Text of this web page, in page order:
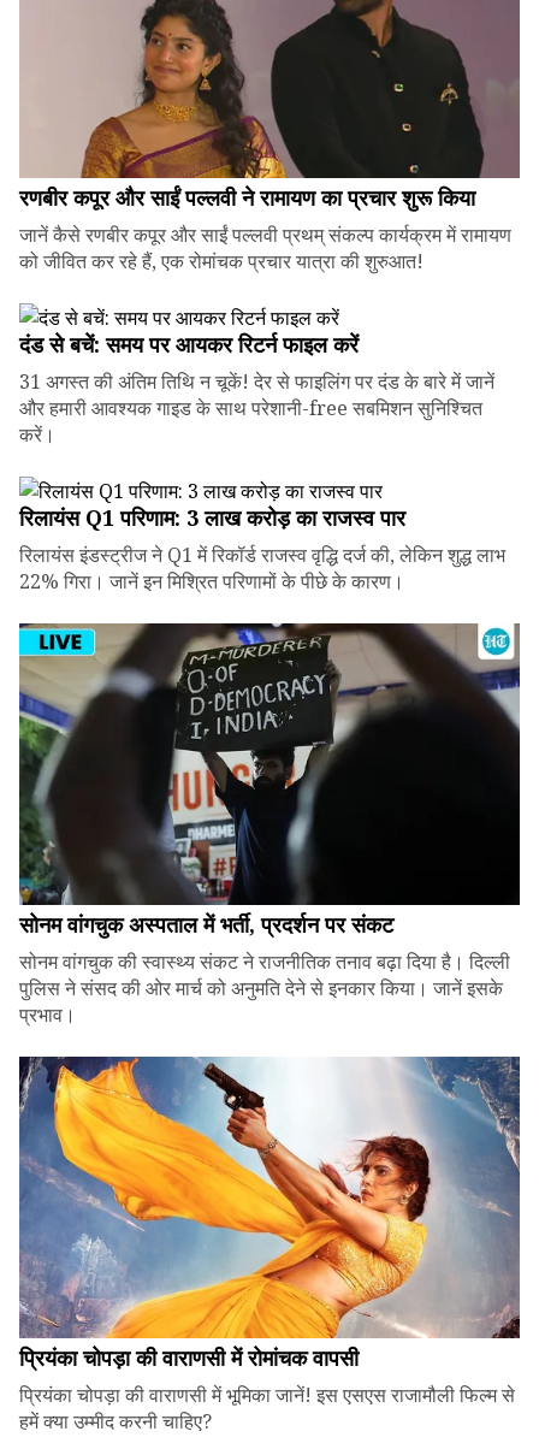
रणबीर कपूर और साईं पल्लवी ने रामायण का प्रचार शुरू किया
जानें कैसे रणबीर कपूर और साईं पल्लवी प्रथम् संकल्प कार्यक्रम में रामायण
को जीवित कर रहे हैं, एक रोमांचक प्रचार यात्रा की शुरुआत!
दंड से बचें: समय पर आयकर रिटर्न फाइल करें
31 अगस्त की अंतिम तिथि न चूकें! देर से फाइलिंग पर दंड के बारे में जानें
और हमारी आवश्यक गाइड के साथ परेशानी-free सबमिशन सुनिश्चित
करें।
रिलायंस Q1 परिणाम: ₹3 लाख करोड़ का राजस्व पार
रिलायंस इंडस्ट्रीज ने Q1 में रिकॉर्ड राजस्व वृद्धि दर्ज की, लेकिन शुद्ध लाभ
22% गिरा। जानें इन मिश्रित परिणामों के पीछे के कारण।
सोनम वांगचुक अस्पताल में भर्ती, प्रदर्शन पर संकट
सोनम वांगचुक की स्वास्थ्य संकट ने राजनीतिक तनाव बढ़ा दिया है। दिल्ली
पुलिस ने संसद की ओर मार्च को अनुमति देने से इनकार किया। जानें इसके
प्रभाव।
प्रियंका चोपड़ा की वाराणसी में रोमांचक वापसी
प्रियंका चोपड़ा की वाराणसी में भूमिका जानें! इस एसएस राजामौली फिल्म से
हमें क्या उम्मीद करनी चाहिए?